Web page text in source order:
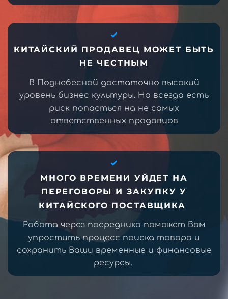
КИТАЙСКИЙ ПРОДАВЕЦ МОЖЕТ БЫТЬ
НЕ ЧЕСТНЫМ
В Поднебесной достаточно высокий
уровень бизнес культуры. Но всегда есть
риск попасться на не самых
ответственных продавцов
МНОГО ВРЕМЕНИ УЙДЕТ НА
ПЕРЕГОВОРЫ И ЗАКУПКУ У
КИТАЙСКОГО ПОСТАВЩИКА
Работа через посредника поможет Вам
упростить процесс поиска товара и
сохранить Ваши временные и финансовые
ресурсы.